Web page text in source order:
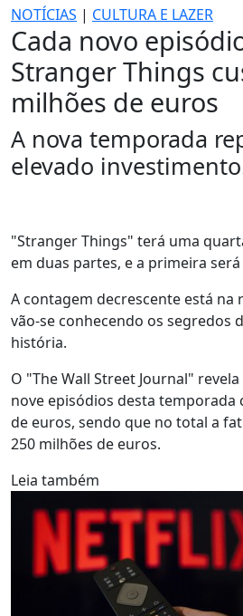
NOTÍCIAS | CULTURA E LAZER
Cada novo
Stranger Things
milhões de euros
A nova temporada
elevado
"Stranger Things" terá uma
em duas partes, e a primeira
A contagem decrescente está na
vão-se conhecendo os segredos
história.
O "The Wall Street Journal"
nove episódios desta temporada
de euros, sendo que no total a
250 milhões de euros.
Leia também